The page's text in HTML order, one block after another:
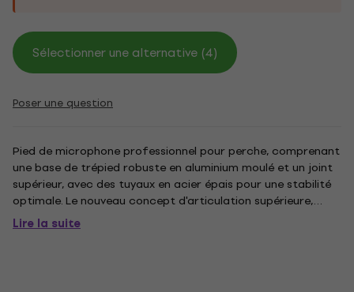
Sélectionner une alternative (4)
Poser une question
Pied de microphone professionnel pour perche, comprenant
une base de trépied robuste en aluminium moulé et un joint
supérieur, avec des tuyaux en acier épais pour une stabilité
optimale. Le nouveau concept d'articulation supérieure,
présente des composants ergonomiques et de haute qualité
qui augmentent le frottement et permettent des réglages...
Lire la suite